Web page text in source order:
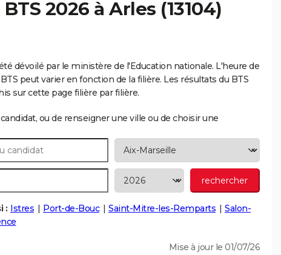
2026 à Arles (13104)
dévoilé par le ministère de l'Education nationale. L'heure de
peut varier en fonction de la filière. Les résultats du BTS
sur cette page filière par filière.
ou de renseigner une ville ou de choisir une
: Istres Port-de-Bouc Saint-Mitre-les-Remparts
Salon-
Mise à jour le 01/07/26